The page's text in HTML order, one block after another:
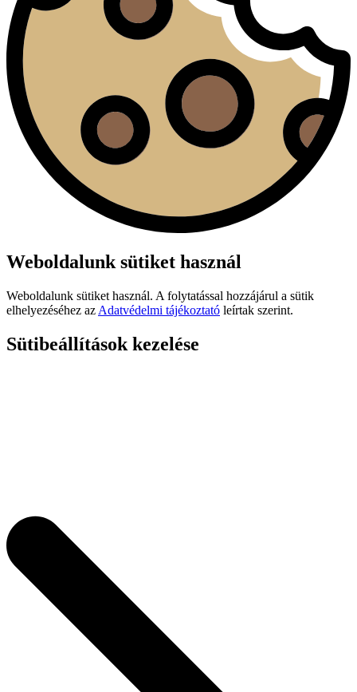
Weboldalunk sütiket használ
Weboldalunk sütiket használ. A folytatással hozzájárul a sütik
elhelyezéséhez az Adatvédelmi tájékoztató leírtak szerint.
Sütibeállítások kezelése